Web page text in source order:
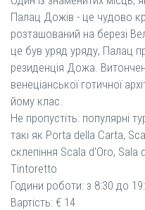
Палац Дожів - це чудово
розташований на березі
це був уряд уряду, Палац
резиденція Дожа.
венеціанської готичної
йому клас.
Не пропустіть: популярні
такі як Porta della Carta,
склепіння Scala d'Oro, Sala
Tintoretto
Години роботи: з 8:30 до
Вартість: € 14